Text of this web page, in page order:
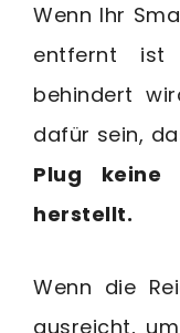
Wenn Ihr
entfernt
behindert
dafür sein,
Plug keine
herstellt.
Wenn die
ausreicht,